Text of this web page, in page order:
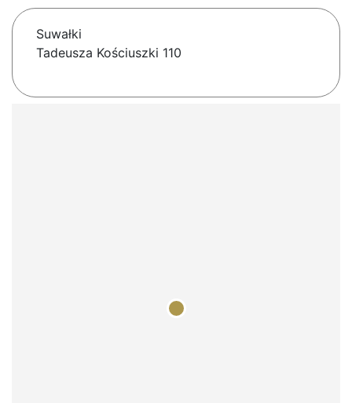
Suwałki
Tadeusza Kościuszki 110